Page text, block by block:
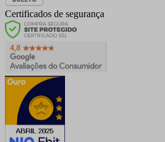
Certificados de segurança